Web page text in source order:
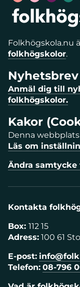
Folkhögskola.nu
folkhögskolor.
Nyhetsbrev
Anmäl dig till
folkhögskolor.
Kakor
Denna
Läs om
Ändra samtycke
Kontakta
Box: 112 15
Adress: 100 61
E-post:
Telefon: 08-796